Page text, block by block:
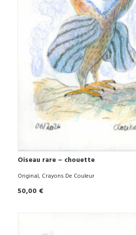
AJOUTER AU PANIER
Oiseau rare – chouette
Original, Crayons De Couleur
50,00 €